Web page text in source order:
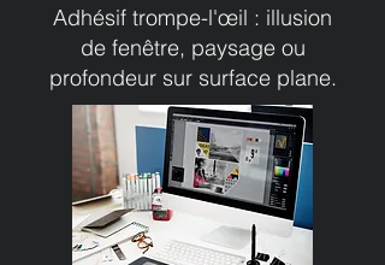
Adhésif trompe-l'œil : illusion
de fenêtre, paysage ou
profondeur sur surface plane.